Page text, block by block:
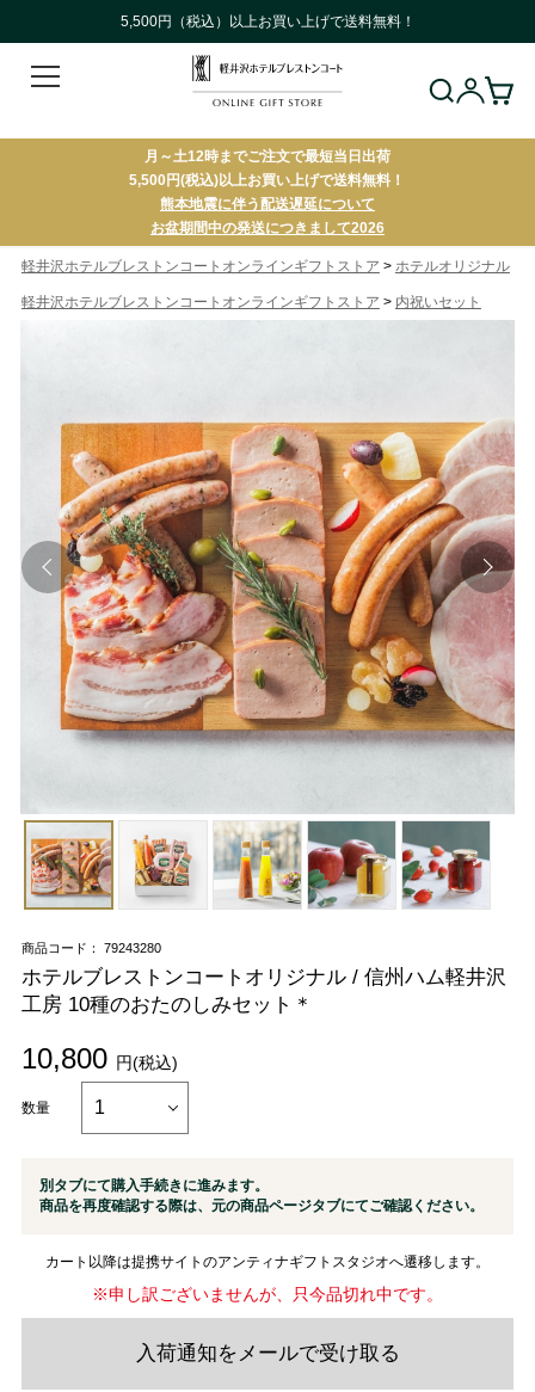
5,500円（税込）以上お買い上げで送料無料！
月～土12時までご注文で最短当日出荷
5,500円(税込)以上お買い上げで送料無料！
熊本地震に伴う配送遅延について
お盆期間中の発送につきまして2026
軽井沢ホテルブレストンコートオンラインギフトストア > ホテルオリジナル
軽井沢ホテルブレストンコートオンラインギフトストア > 内祝いセット
商品コード： 79243280
ホテルブレストンコートオリジナル / 信州ハム軽井沢
工房 10種のおたのしみセット＊
10,800 円(税込)
数量
別タブにて購入手続きに進みます。
商品を再度確認する際は、元の商品ページタブにてご確認ください。
カート以降は提携サイトのアンティナギフトスタジオへ遷移します。
※申し訳ございませんが、只今品切れ中です。
入荷通知をメールで受け取る